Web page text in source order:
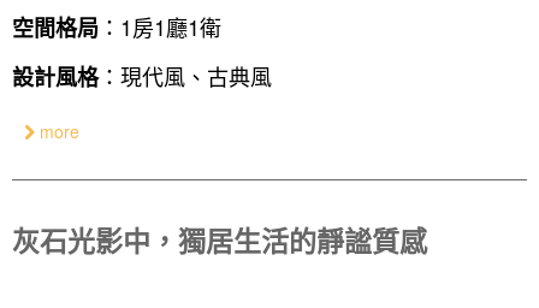
空間格局 ：1房1廳1衛
設計風格：現代風、古典風
more
灰石光影中，獨居生活的靜謐質感
奢華
日式
中式
美式